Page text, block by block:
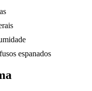
espanados